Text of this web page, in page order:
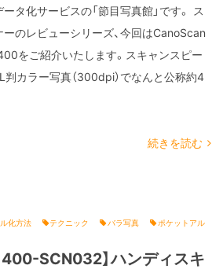
タ化サービスの「節目写真館」です。 ス
ーのレビューシリーズ、今回はCanoScan
をご紹介いたします。スキャンスピー
L判カラー写真（300dpi）でなんと公称約4
続きを読む
化方法 テクニック バラ写真
ポケットアル
400-SCN032】ハンディスキ